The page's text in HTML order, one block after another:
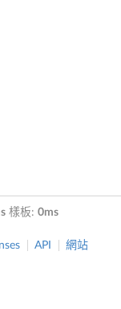
樣板: 0ms
API 網站